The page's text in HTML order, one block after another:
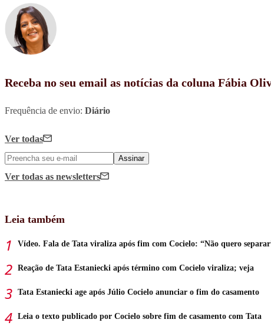
Receba no seu email as notícias da coluna Fábia
Frequência de envio: Diário
Ver todas
Assinar
Ver todas as newsletters
Leia também
Vídeo. Fala de Tata viraliza após fim com Cocielo: “Não quero
Reação de Tata Estaniecki após término com Cocielo viraliza; veja
Tata Estaniecki age após Júlio Cocielo anunciar o fim do casamento
Leia o texto publicado por Cocielo sobre fim de casamento com Tata